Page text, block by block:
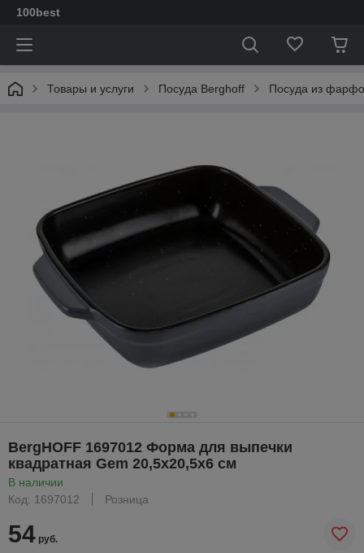
100best
Товары и услуги Посуда Berghoff Посуда из
BergHOFF 1697012 Форма для выпечки
квадратная Gem 20,5x20,5x6 см
В наличии
Код: 1697012
Розница
54 руб.